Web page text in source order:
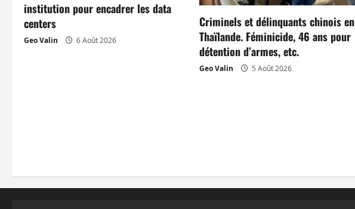
d
c
institution pour encadrer les data
centers
Geo Valin 6 Août 2026
Criminels et délinquants chinois en
Thaïlande. Féminicide, 46 ans pour
détention d’armes, etc.
Geo Valin 5 Août 2026